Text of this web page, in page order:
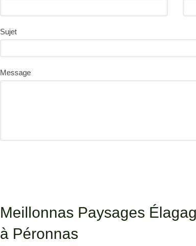
Sujet
Message
Meillonnas Paysages
à Péronnas